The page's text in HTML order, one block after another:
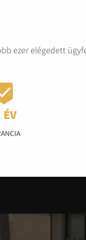
ezer elégedett